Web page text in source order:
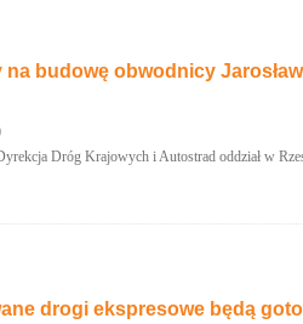
na budowę obwodnicy
Dróg Krajowych i Autostrad oddział w
drogi ekspresowe będą